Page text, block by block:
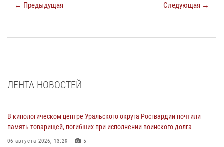
← Предыдущая Следующая →
ЛЕНТА НОВОСТЕЙ
В кинологическом центре Уральского округа Росгвардии почтили
память товарищей, погибших при исполнении воинского долга
06 августа 2026, 13:29 5